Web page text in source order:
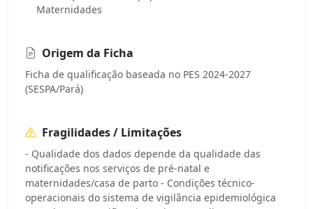
Maternidades
Origem da Ficha
Ficha de qualificação baseada no PES 2024-2027
(SESPA/Pará)
Fragilidades / Limitações
- Qualidade dos dados depende da qualidade das
notificações nos serviços de pré-natal e
maternidades/casa de parto - Condições técnico-
operacionais do sistema de vigilância epidemiológica